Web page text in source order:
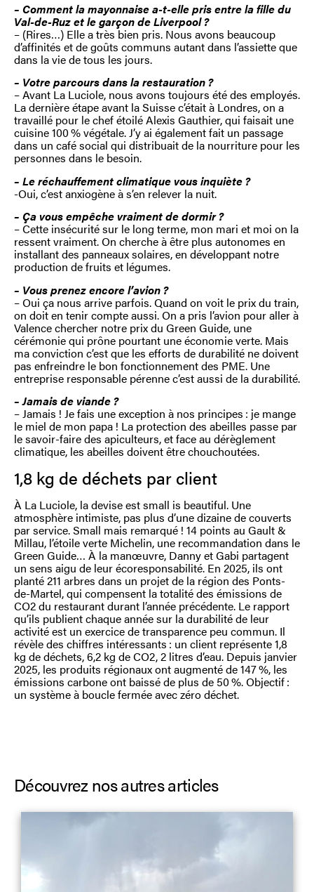
– Comment la mayonnaise a-t-elle pris entre la fille du
Val-de-Ruz et le garçon de Liverpool ?
– (Rires…) Elle a très bien pris. Nous avons beaucoup
d’affinités et de goûts communs autant dans l’assiette que
dans la vie de tous les jours.
– Votre parcours dans la restauration ?
– Avant La Luciole, nous avons toujours été des employés.
La dernière étape avant la Suisse c’était à Londres, on a
travaillé pour le chef étoilé Alexis Gauthier, qui faisait une
cuisine 100 % végétale. J’y ai également fait un passage
dans un café social qui distribuait de la nourriture pour les
personnes dans le besoin.
– Le réchauffement climatique vous inquiète ?
-Oui, c’est anxiogène à s’en relever la nuit.
– Ça vous empêche vraiment de dormir ?
– Cette insécurité sur le long terme, mon mari et moi on la
ressent vraiment. On cherche à être plus autonomes en
installant des panneaux solaires, en développant notre
production de fruits et légumes.
– Vous prenez encore l’avion ?
– Oui ça nous arrive parfois. Quand on voit le prix du train,
on doit en tenir compte aussi. On a pris l’avion pour aller à
Valence chercher notre prix du Green Guide, une
cérémonie qui prône pourtant une économie verte. Mais
ma conviction c’est que les efforts de durabilité ne doivent
pas enfreindre le bon fonctionnement des PME. Une
entreprise responsable pérenne c’est aussi de la durabilité.
– Jamais de viande ?
– Jamais ! Je fais une exception à nos principes : je mange
le miel de mon papa ! La protection des abeilles passe par
le savoir-faire des apiculteurs, et face au dérèglement
climatique, les abeilles doivent être chouchoutées.
1,8 kg de déchets par client
À La Luciole, la devise est small is beautiful. Une
atmosphère intimiste, pas plus d’une dizaine de couverts
par service. Small mais remarqué ! 14 points au Gault &
Millau, l’étoile verte Michelin, une recommandation dans le
Green Guide… À la manœuvre, Danny et Gabi partagent
un sens aigu de leur écoresponsabilité. En 2025, ils ont
planté 211 arbres dans un projet de la région des Ponts-
de-Martel, qui compensent la totalité des émissions de
CO2 du restaurant durant l’année précédente. Le rapport
qu’ils publient chaque année sur la durabilité de leur
activité est un exercice de transparence peu commun. Il
révèle des chiffres intéressants : un client représente 1,8
kg de déchets, 6,2 kg de CO2, 2 litres d’eau. Depuis janvier
2025, les produits régionaux ont augmenté de 147 %, les
émissions carbone ont baissé de plus de 50 %. Objectif :
un système à boucle fermée avec zéro déchet.
Découvrez nos autres articles